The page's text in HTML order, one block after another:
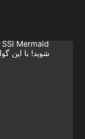
Mermaid
شوید! با این